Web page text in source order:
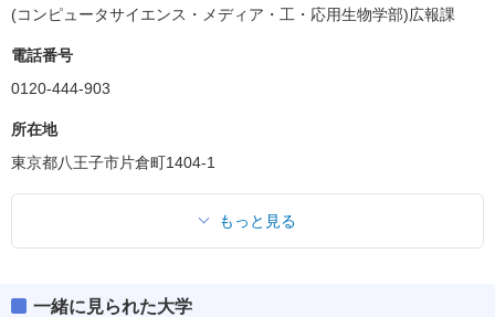
工学部
偏差値
応用生物学部
偏差値
医療保健学部
デザイン学部
(コンピュータサイエンス・メディア・工・応用生物学部)広報課
電話番号
0120-444-903
所在地
東京都八王子市片倉町1404-1
もっと見る
一緒に見られた大学